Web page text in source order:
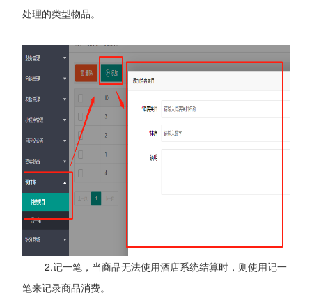
处理的类型物品。
2.记一笔，当商品无法使用酒店系统结算时，则使用记一
笔来记录商品消费。